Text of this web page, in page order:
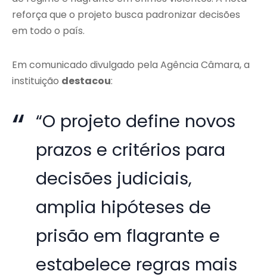
reforça que o projeto busca padronizar decisões
em todo o país.
Em comunicado divulgado pela Agência Câmara, a
instituição destacou:
“O projeto define novos
prazos e critérios para
decisões judiciais,
amplia hipóteses de
prisão em flagrante e
estabelece regras mais